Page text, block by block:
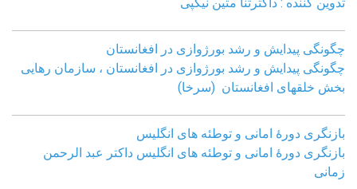
چگونگی پیدایش و رشد بورژوازی در افغانستان
چگونگی پیدایش و رشد بورژوازی در افغانستان ، سازمان رهایی
بخش خلقهای افغانستان (سرخا)
بازنگرى دورۀ امانى و توطئه هاى انگليس
بازنگرى دورۀ امانى و توطئه هاى انگليس داکتر عبد الرحمن
زمانى